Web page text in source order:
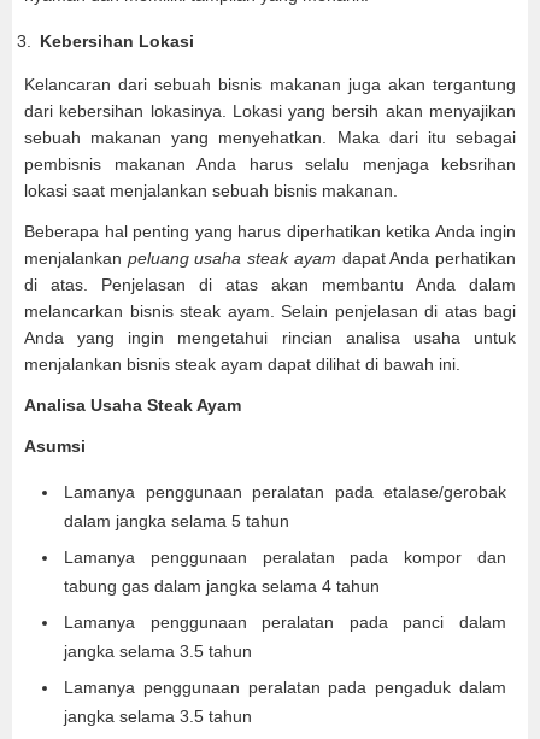
Kebersihan Lokasi
Kelancaran dari sebuah bisnis makanan juga akan tergantung
dari kebersihan lokasinya. Lokasi yang bersih akan menyajikan
sebuah makanan yang menyehatkan. Maka dari itu sebagai
pembisnis makanan Anda harus selalu menjaga kebsrihan
lokasi saat menjalankan sebuah bisnis makanan.
Beberapa hal penting yang harus diperhatikan ketika Anda ingin
menjalankan peluang usaha steak ayam dapat Anda perhatikan
di atas. Penjelasan di atas akan membantu Anda dalam
melancarkan bisnis steak ayam. Selain penjelasan di atas bagi
Anda yang ingin mengetahui rincian analisa usaha untuk
menjalankan bisnis steak ayam dapat dilihat di bawah ini.
Analisa Usaha Steak Ayam
Asumsi
Lamanya penggunaan peralatan pada etalase/gerobak
dalam jangka selama 5 tahun
Lamanya penggunaan peralatan pada kompor dan
tabung gas dalam jangka selama 4 tahun
Lamanya penggunaan peralatan pada panci dalam
jangka selama 3.5 tahun
Lamanya penggunaan peralatan pada pengaduk dalam
jangka selama 3.5 tahun